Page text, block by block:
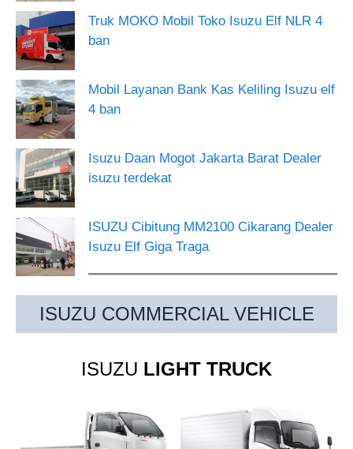
Truk MOKO Mobil Toko Isuzu Elf NLR 4
ban
Mobil Layanan Bank Kas Keliling Isuzu elf
4 ban
Isuzu Daan Mogot Jakarta Barat Dealer
isuzu terdekat
ISUZU Cibitung MM2100 Cikarang Dealer
Isuzu Elf Giga Traga
ISUZU COMMERCIAL VEHICLE
ISUZU LIGHT TRUCK